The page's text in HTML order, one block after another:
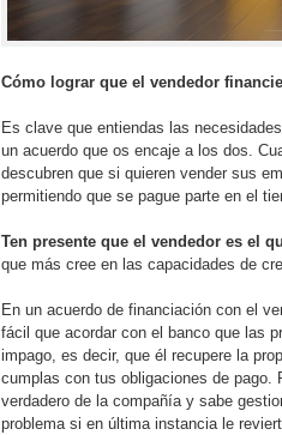
Cómo lograr que el vendedor
Es clave que entiendas las
un acuerdo que os encaje a los dos.
descubren que si quieren vender sus
permitiendo que se pague parte en el
Ten presente que el vendedor es el
que más cree en las capacidades de
En un acuerdo de financiación con el
fácil que acordar con el banco que las
impago, es decir, que él recupere la
cumplas con tus obligaciones de pago.
verdadero de la compañía y sabe
problema si en última instancia le